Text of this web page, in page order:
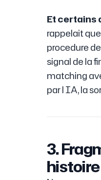
Et certains
rappelait que
procedure
signal de la
matching
par l IA, la
3.